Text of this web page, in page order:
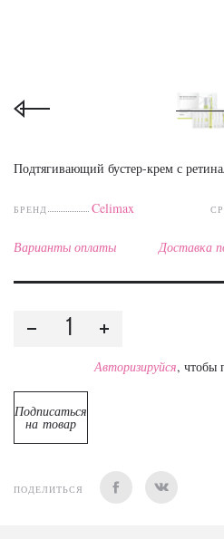
Подтягивающий бустер-крем с
БРЕНД Celimax
Варианты оплаты Доставка
Авторизируйся, чтобы
Подписаться
на товар
ПОДЕЛИТЬСЯ